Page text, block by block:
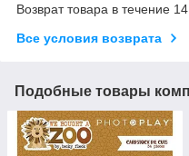
Возврат товара в течение
Все условия возврата
Подобные товары